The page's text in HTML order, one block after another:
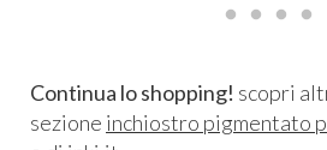
Continua lo shopping! scopri
sezione inchiostro pigmentato